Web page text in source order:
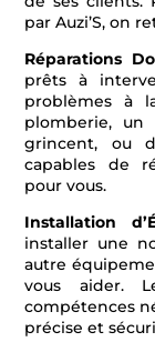
par Auzi’S, on
Réparations
prêts à
problèmes à
plomberie, un
grincent, ou
capables de
pour vous.
Installation
installer une
autre
vous aider.
compétences
précise et